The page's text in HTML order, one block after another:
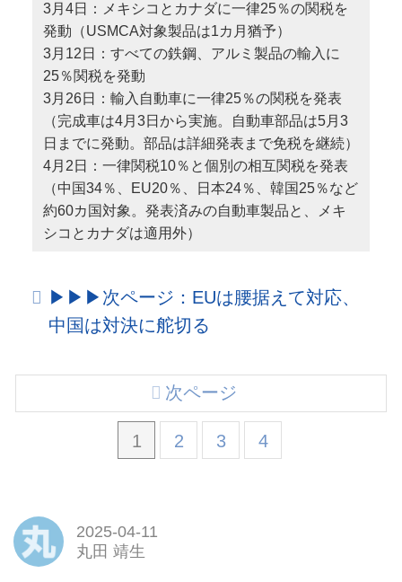
3月4日：メキシコとカナダに一律25％の関税を
発動（USMCA対象製品は1カ月猶予）
3月12日：すべての鉄鋼、アルミ製品の輸入に
25％関税を発動
3月26日：輸入自動車に一律25％の関税を発表
（完成車は4月3日から実施。自動車部品は5月3
日までに発動。部品は詳細発表まで免税を継続）
4月2日：一律関税10％と個別の相互関税を発表
（中国34％、EU20％、日本24％、韓国25％など
約60カ国対象。発表済みの自動車製品と、メキ
シコとカナダは適用外）
▶︎▶︎▶︎次ページ：EUは腰据えて対応、
中国は対決に舵切る
1 2 3 4
次ページ
2025-04-11
丸田 靖生